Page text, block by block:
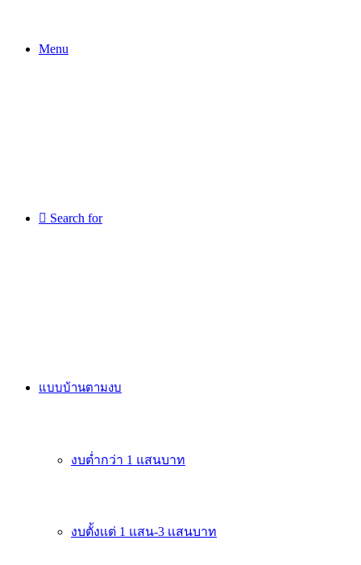
Menu
Search for
แบบบ้านตามงบ
งบต่ำกว่า 1 แสนบาท
งบตั้งเเต่ 1 แสน-3 เเสนบาท